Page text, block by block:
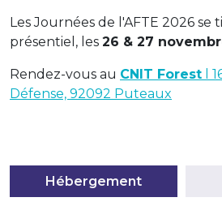
Les Journées de l'AFTE 2026 se
présentiel, les 26 & 27
Rendez-vous au CNIT Forest l
Défense, 92092 Puteaux
Hébergement